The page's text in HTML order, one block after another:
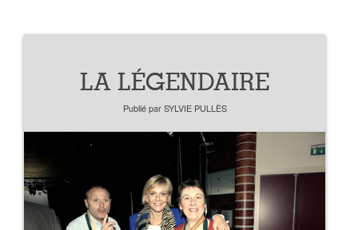
LA LÉGENDAIRE
Publié parSYLVIE PULLÈS